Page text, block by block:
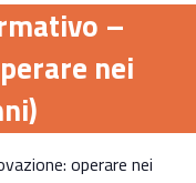
–
nei
operare nei